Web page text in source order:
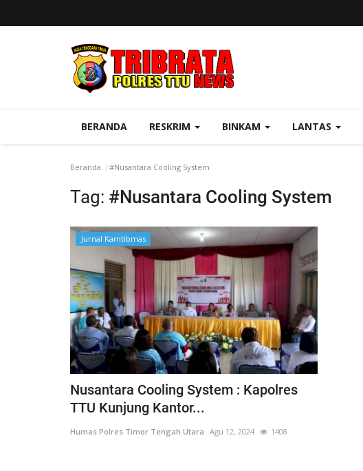
BERANDA RESKRIM BINKAM LANTAS
Beranda #Nusantara Cooling System
Tag: #Nusantara Cooling System
Jurnal Kamtibmas
Nusantara Cooling System : Kapolres
TTU Kunjung Kantor...
Humas Polres Timor Tengah Utara Agu 12, 2024 1408